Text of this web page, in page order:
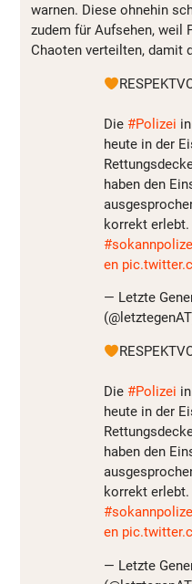
warnen. Diese ohnehin
zudem für Aufsehen, weil
Chaoten verteilten, damit
Die #Polizei in
heute in der
haben den
korrekt erlebt.
en
— Letzte
Die #Polizei in
heute in der
haben den
korrekt erlebt.
en
— Letzte